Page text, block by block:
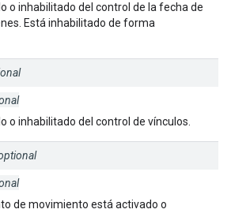
o inhabilitado del control de la fecha de
Está inhabilitado de forma
o inhabilitado del control de vínculos.
de movimiento está activado o